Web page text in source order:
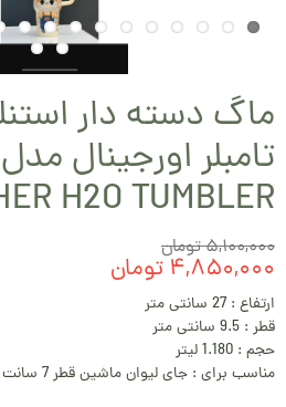
ماگ دسته دار
تامبلر اورجینال مدل
H2O TUMBLER
۵,۱۰۰,۰۰۰ تومان
۴,۸۵۰,۰۰۰ تومان
ارتفاع : 27 سانتی متر
قطر : 9.5 سانتی متر
حجم : 1.180 لیتر
مناسب برای : جای لیوان ماشین قطر 7 سانت